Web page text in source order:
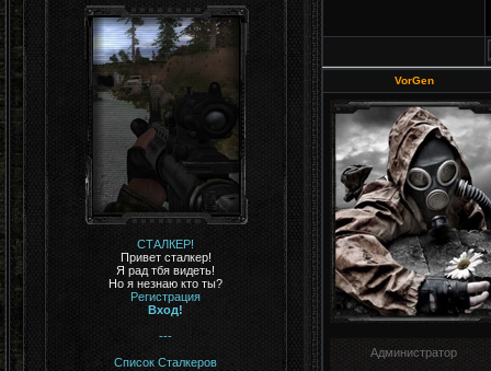
СТАЛКЕР!
Привет сталкер!
Я рад тбя видеть!
Но я незнаю кто ты?
Регистрация
Вход!
---
Список Сталкеров
VorGen
Администратор